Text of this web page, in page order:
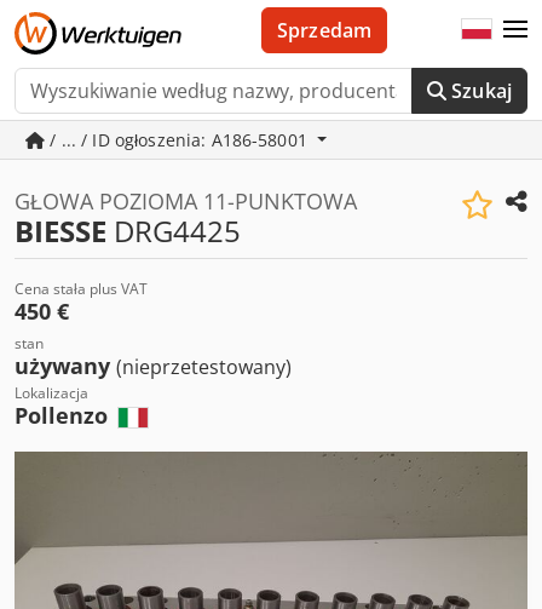
Szukaj
Sprzedam
/ ... / ID ogłoszenia: A186-58001
GŁOWA POZIOMA 11-PUNKTOWA
BIESSE DRG4425
Cena stała plus VAT
450 €
stan
używany (nieprzetestowany)
Lokalizacja
Pollenzo